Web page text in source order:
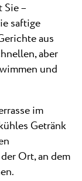
Sie –
saftige
aus
aber
und
im
Getränk
Ort, an dem